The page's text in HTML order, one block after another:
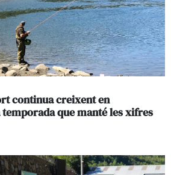
continua creixent en
que manté les xifres